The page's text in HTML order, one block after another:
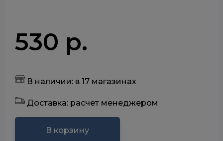
530 р.
В наличии: в 17 магазинах
Доставка: расчет менеджером
В корзину